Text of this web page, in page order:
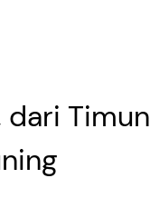
dari Timun